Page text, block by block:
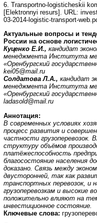
6. Transportno-logisticheskii
[Elektronnyi resurs]. URL:
03-2014-logistic-transport-
Актуальные вопросы и
России на основе
Куценко Е.И., кандидат
менеджмента Института
«Оренбургский
kei05@mail.ru
Солдатова Л.А., кандидат
менеджмента Института
«Оренбургский
ladasold@mail.ru
Аннотация:
В современных условиях
процесс развития и
частности грузоперевозок.
структуру объёмов
платёжеспособность
благосостояние населения
доказано. Связь между
двусторонней, так как
транспортных перевозок, и
грузоперевозкам и высокие
положительно влияют на
инвестиционное состояние.
Ключевые слова: